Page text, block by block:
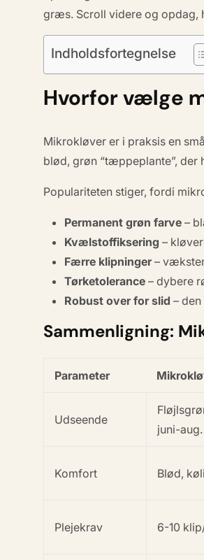
græs. Scroll videre og opdag,
Indholdsfortegnelse
Hvorfor vælge
Mikrokløver er i praksis en
blød, grøn “tæppeplante”,
Populariteten stiger, fordi
Permanent grøn farve –
Kvælstoffiksering –
Færre klipninger–
Tørketolerance – dybere
Robust over for slid –
Sammenligning:
Parameter
Udseende
juni-aug.
Komfort Blød,
Plejekrav 6-10